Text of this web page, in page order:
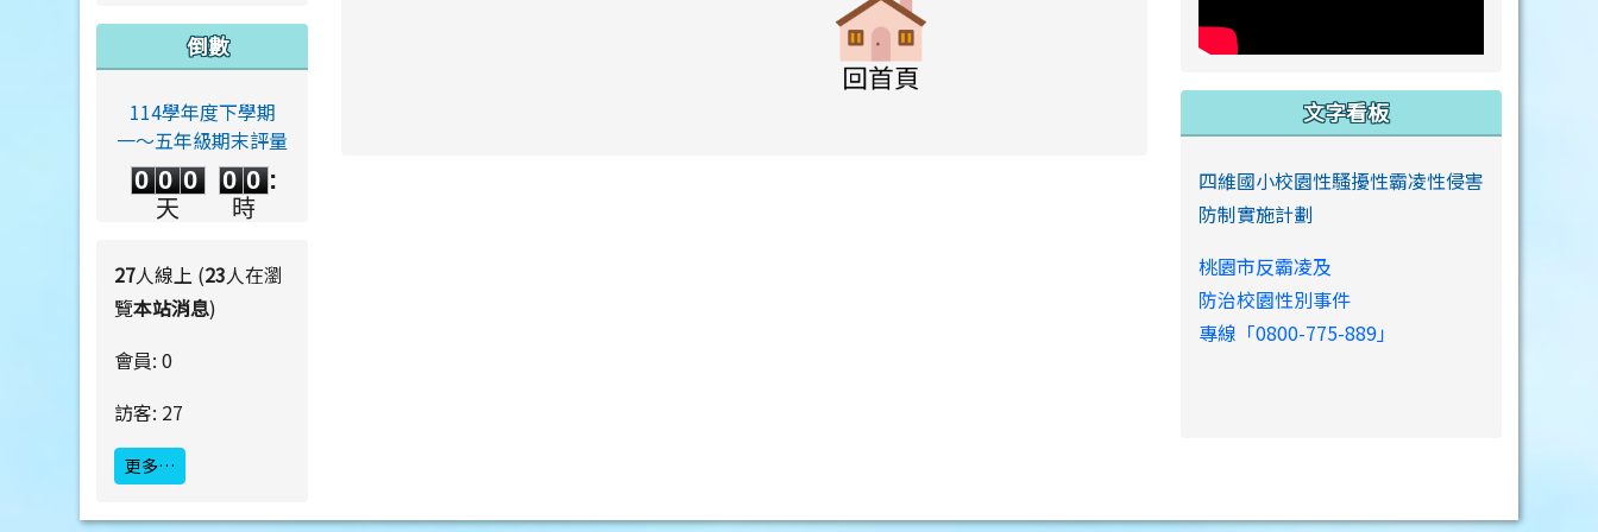
倒數
114學年度下學期
一～五年級期末評量
0
0
0
0
0
0
天
0
0
0
0
時
:
0 0
分
0
秒
27人線上 (23人在瀏
覽本站消息)
會員: 0
訪客: 27
更多…
文字看板
四維國小校園性騷擾性霸凌性侵害
防制實施計劃
桃園市反霸凌及
防治校園性別事件
專線「0800-775-889」